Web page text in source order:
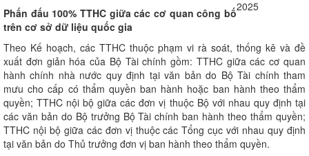
Phấn đấu 100% TTHC giữa các cơ quan công bố
trên cơ sở dữ liệu quốc gia
Theo Kế hoạch, các TTHC thuộc phạm vi rà soát, thống kê và đề
xuất đơn giản hóa của Bộ Tài chính gồm: TTHC giữa các cơ quan
hành chính nhà nước quy định tại văn bản do Bộ Tài chính tham
mưu cho cấp có thẩm quyền ban hành hoặc ban hành theo thẩm
quyền; TTHC nội bộ giữa các đơn vị thuộc Bộ với nhau quy định tại
các văn bản do Bộ trưởng Bộ Tài chính ban hành theo thẩm quyền;
TTHC nội bộ giữa các đơn vị thuộc các Tổng cục với nhau quy định
tại văn bản do Thủ trưởng đơn vị ban hành theo thẩm quyền.